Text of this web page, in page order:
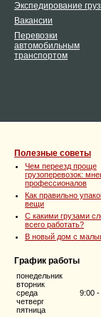
Экспедирование
Вакансии
Перевозки
автомобильным
транспортом
Полезные советы
Чем переезд проще
грузоперевозок:
профессионалов
Как правильно
вещи
С какими грузами
всего работать?
В новый дом с
График работы
понедельник
вторник
среда
четверг
пятница
9:00 -